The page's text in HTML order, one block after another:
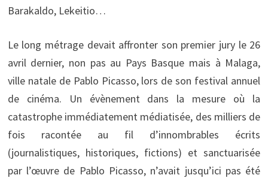
Barakaldo, Lekeitio…
Le long métrage devait affronter son premier jury le 26
avril dernier, non pas au Pays Basque mais à Malaga,
ville natale de Pablo Picasso, lors de son festival annuel
de cinéma. Un évènement dans la mesure où la
catastrophe immédiatement médiatisée, des milliers de
fois racontée au fil d’innombrables écrits
(journalistiques, historiques, fictions) et sanctuarisée
par l’œuvre de Pablo Picasso, n’avait jusqu’ici pas été